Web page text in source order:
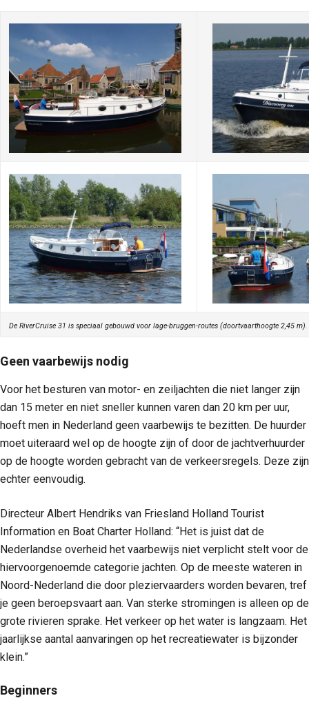
De RiverCruise 31 is speciaal gebouwd voor lage-bruggen-routes (doortvaarthoogte 2,45 m).
Geen vaarbewijs nodig
Voor het besturen van motor- en zeiljachten die niet langer zijn
dan 15 meter en niet sneller kunnen varen dan 20 km per uur,
hoeft men in Nederland geen vaarbewijs te bezitten. De huurder
moet uiteraard wel op de hoogte zijn of door de jachtverhuurder
op de hoogte worden gebracht van de verkeersregels. Deze zijn
echter eenvoudig.
Directeur Albert Hendriks van Friesland Holland Tourist
Information en Boat Charter Holland: “Het is juist dat de
Nederlandse overheid het vaarbewijs niet verplicht stelt voor de
hiervoorgenoemde categorie jachten. Op de meeste wateren in
Noord-Nederland die door pleziervaarders worden bevaren, tref
je geen beroepsvaart aan. Van sterke stromingen is alleen op de
grote rivieren sprake. Het verkeer op het water is langzaam. Het
jaarlijkse aantal aanvaringen op het recreatiewater is bijzonder
klein.”
Beginners